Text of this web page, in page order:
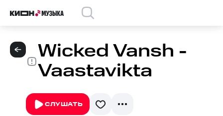
Wicked Vansh -
Vaastavikta
СЛУШАТЬ